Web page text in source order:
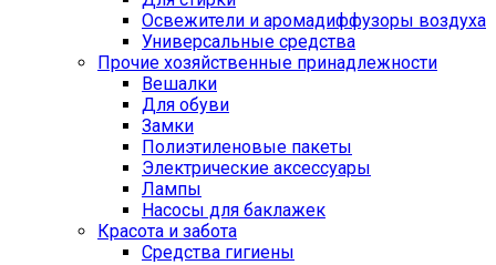
Освежители и аромадиффузоры воздуха
Универсальные средства
Прочие хозяйственные принадлежности
Вешалки
Для обуви
Замки
Полиэтиленовые пакеты
Электрические аксессуары
Лампы
Насосы для баклажек
Красота и забота
Средства гигиены